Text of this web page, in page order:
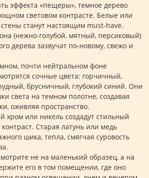
эффекта «пещеры», темное дерево
световом контрасте. Белые или
станут настоящим must-have.
(нежно-голубой, мятный, персиковый)
дерева зазвучат по-новому, свежо и
почти нейтральном фоне
сочные цвета: горчичный,
брусничный, глубокий синий. Они
света на темном полотне, создавая
оживляя пространство.
хром или никель создадут стильный
Старая латунь или медь
шика, тепла, смягчая суровость
не на маленький образец, а на
его в том помещении, где оно